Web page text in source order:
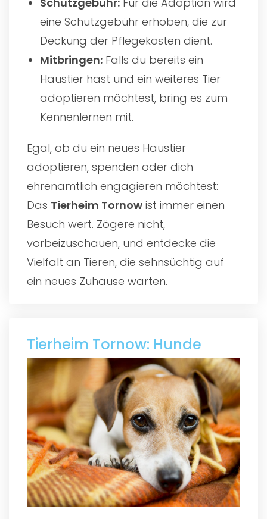
eine Schutzgebühr erhoben, die zur
Deckung der Pflegekosten dient.
Mitbringen: Falls du bereits ein
Haustier hast und ein weiteres Tier
adoptieren möchtest, bring es zum
Kennenlernen mit.
Egal, ob du ein neues Haustier
adoptieren, spenden oder dich
ehrenamtlich engagieren möchtest:
Das Tierheim Tornow ist immer einen
Besuch wert. Zögere nicht,
vorbeizuschauen, und entdecke die
Vielfalt an Tieren, die sehnsüchtig auf
ein neues Zuhause warten.
Tierheim Tornow: Hunde